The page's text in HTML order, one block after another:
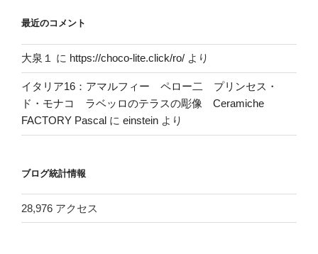
最近のコメント
大泉１ に https://choco-lite.click/ro/ より
イタリア16：アマルフィー ペロー二 プリンセス・
ド・モナコ ラベッロのテラスの彫像 Ceramiche
FACTORY Pascal に einstein より
ブログ統計情報
28,976 アクセス